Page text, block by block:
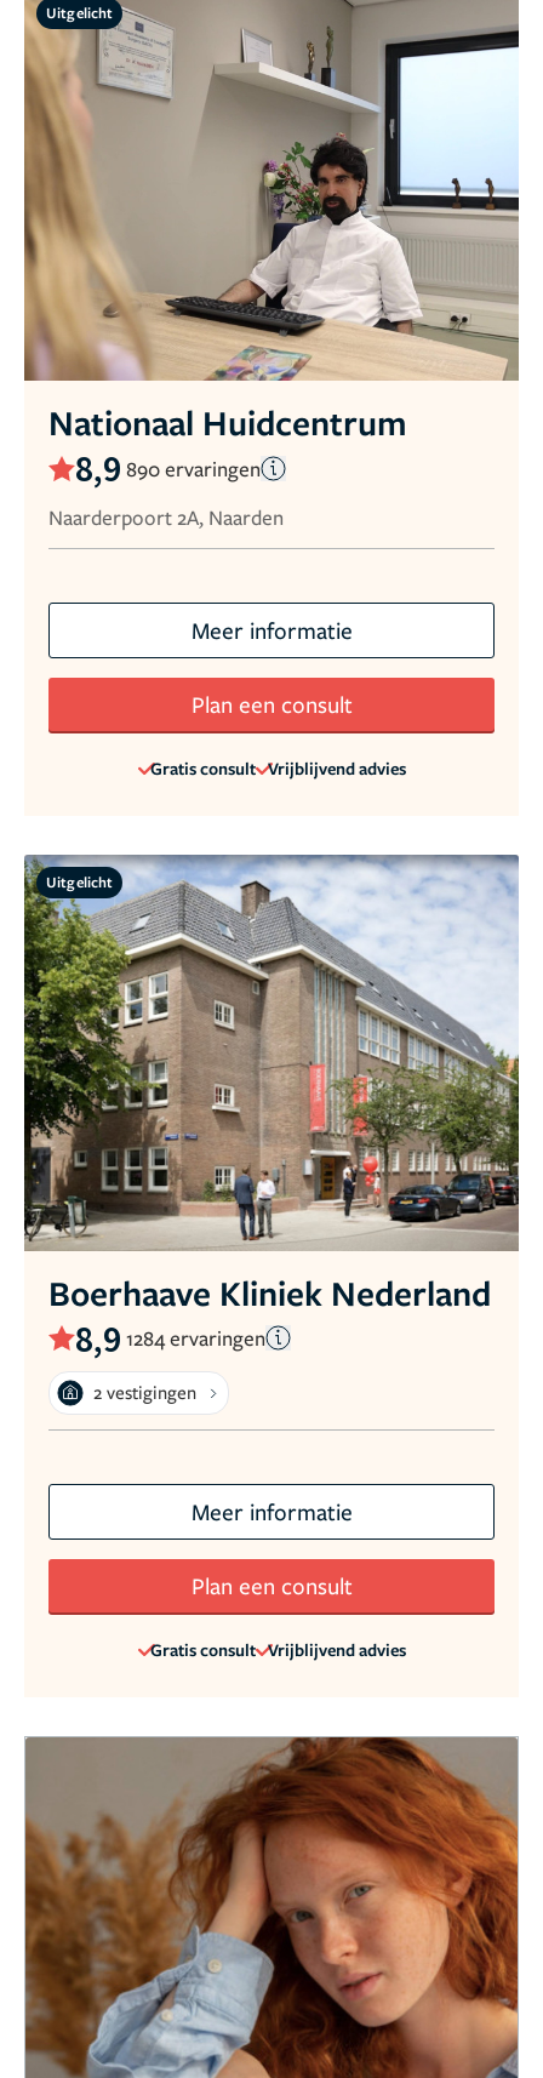
Uitgelicht
Nationaal Huidcentrum
8,9 890 ervaringen
Naarderpoort 2A, Naarden
Meer informatie
Plan een consult
Gratis consult Vrijblijvend advies
Uitgelicht
Boerhaave Kliniek Nederland
8,9 1284 ervaringen
2 vestigingen
Meer informatie
Plan een consult
Gratis consult Vrijblijvend advies